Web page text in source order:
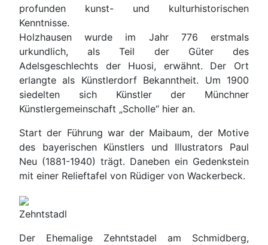
profunden kunst- und kulturhistorischen
Kenntnisse.
Holzhausen wurde im Jahr 776 erstmals
urkundlich, als Teil der Güter des
Adelsgeschlechts der Huosi, erwähnt. Der Ort
erlangte als Künstlerdorf Bekanntheit. Um 1900
siedelten sich Künstler der Münchner
Künstlergemeinschaft „Scholle“ hier an.
Start der Führung war der Maibaum, der Motive
des bayerischen Künstlers und Illustrators Paul
Neu (1881-1940) trägt. Daneben ein Gedenkstein
mit einer Relieftafel von Rüdiger von Wackerbeck.
Zehntstadl
Der Ehemalige Zehntstadel am Schmidberg,